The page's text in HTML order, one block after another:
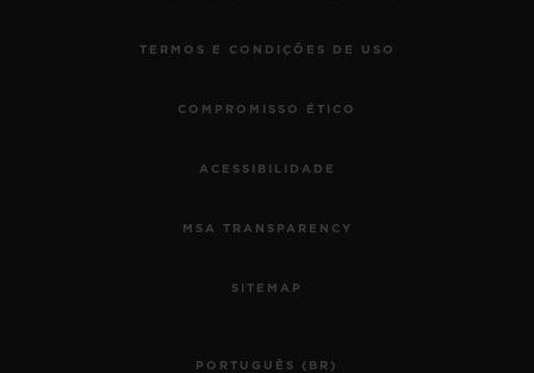
TERMOS E CONDIÇÕES DE USO
COMPROMISSO ÉTICO
ACESSIBILIDADE
MSA TRANSPARENCY
SITEMAP
PORTUGUÊS (BR)